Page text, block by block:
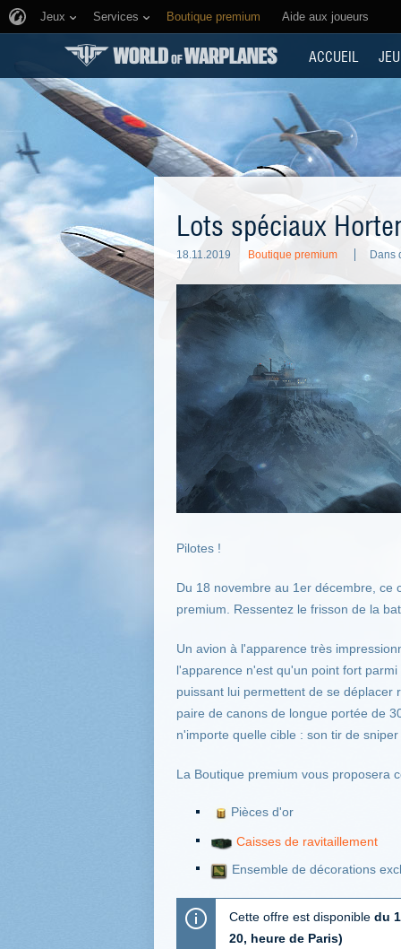
Jeux Services Boutique premium Aide aux joueurs
ACCUEIL JEU
Lots spéciaux
18.11.2019 Boutique premium Dans
Pilotes !
Du 18 novembre au 1er décembre, ce
premium. Ressentez le frisson de la
Un avion à l'apparence très
l'apparence n'est qu'un point fort
puissant lui permettent de se déplacer
paire de canons de longue portée de
n'importe quelle cible : son tir de
La Boutique premium vous proposera
Pièces d'or
Caisses de ravitaillement
Ensemble de décorations
Cette offre est disponible du
20, heure de Paris)